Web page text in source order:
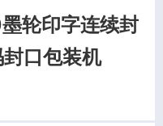
轮印字连续封
口包装机